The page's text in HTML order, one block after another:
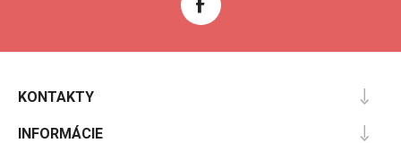
KONTAKTY
INFORMÁCIE